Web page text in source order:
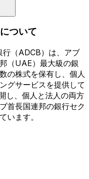
ついて
行（ADCB）は、アブ
（UAE）最大級の銀
の株式を保有し、個人
グサービスを提供して
し、個人と法人の両方
首長国連邦の銀行セク
います。